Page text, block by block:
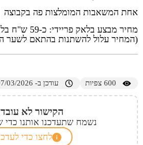
אחת המשאבות המומלצות פה בקבוצה
מחיר מבצע בלאק פריידי: כ-59 ש"ח בלבד!
(המחיר עלול להשתנות בהתאם לשער
600 צפיות עודכן ב- 07/03/2026
הקישור לא
נשמח שתעדכנו אותנו כדי
לחצו כדי